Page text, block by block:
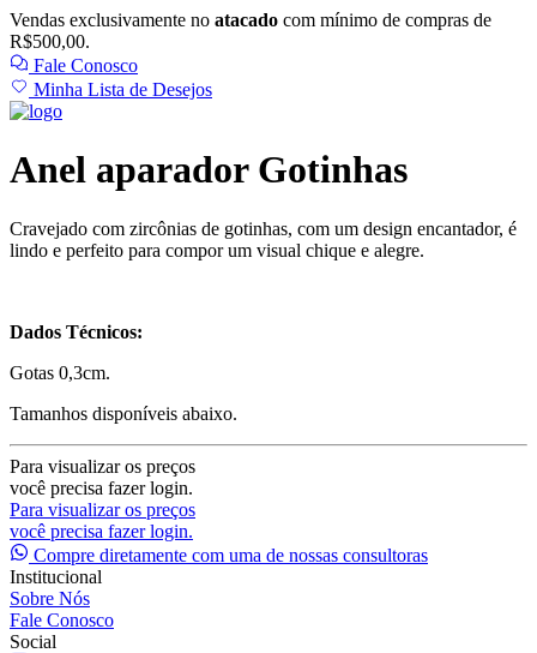
Vendas exclusivamente no atacado com mínimo de compras de
R$500,00.
Fale Conosco
Minha Lista de Desejos
Anel aparador Gotinhas
Cravejado com zircônias de gotinhas, com um design encantador, é
lindo e perfeito para compor um visual chique e alegre.
Dados Técnicos:
Gotas 0,3cm.
Tamanhos disponíveis abaixo.
Para visualizar os preços
você precisa fazer login.
Para visualizar os preços
você precisa fazer login.
Compre diretamente com uma de nossas consultoras
Institucional
Sobre Nós
Fale Conosco
Social